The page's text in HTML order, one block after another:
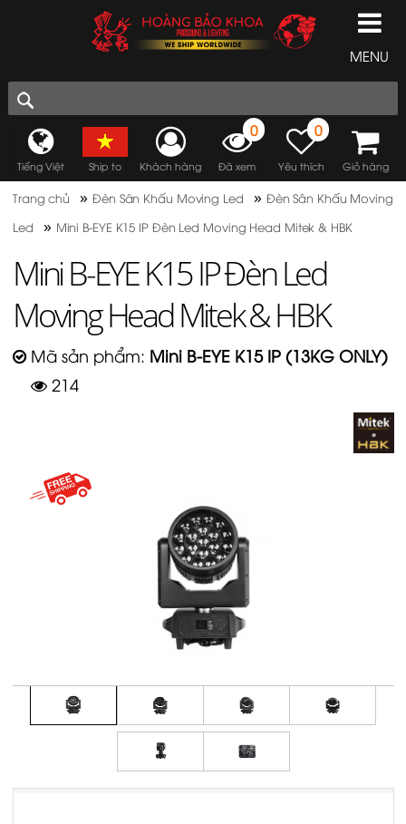
MENU
Tiếng Việt Ship to Khách hàng
0
Đã xem
0
Yêu thích Giỏ hàng
Trang chủ »Đèn Sân Khấu Moving Led » Đèn Sân Khấu Moving
Led
» Mini B-EYE K15 IP Đèn Led Moving Head Mitek & HBK
Mini B-EYE K15 IP Đèn Led
Moving Head Mitek & HBK
Mã sản phẩm: Mini B-EYE K15 IP (13KG ONLY)
214